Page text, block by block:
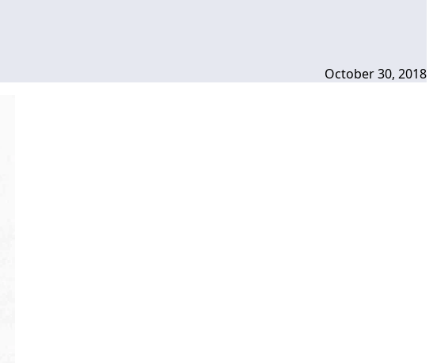
October 30, 2018